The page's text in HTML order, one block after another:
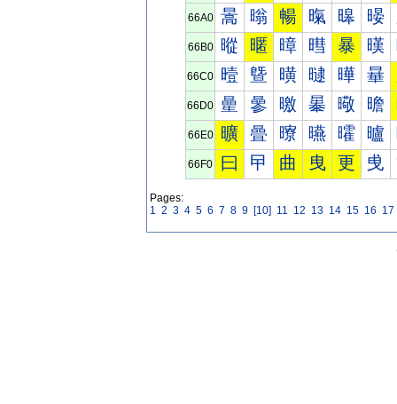
66A0 暠 暡 暢 暣 暤 暥
66B0 暰 暱 暲 暳 暴 暵
66C0 曀 曁 曂 曃 曄 曅
66D0 曐 曑 曒 曓 曔 曕
66E0 曠 曡 曢 曣 曤 曥
66F0 曰 曱 曲 曳 更 曵
Pages:
1 2 3 4 5 6 7 8 9 [10] 11 12 13 14 15 16 17